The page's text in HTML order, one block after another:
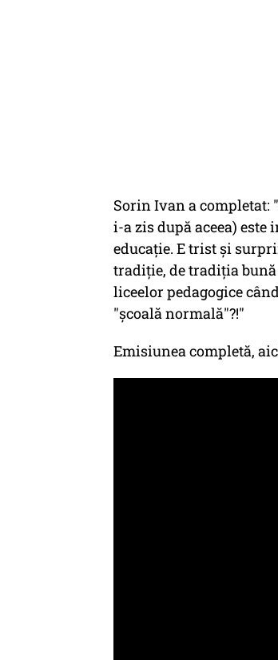
Sorin Ivan a completat:
i-a zis după aceea)
educație. E trist și
tradiție, de tradiția
liceelor pedagogice
"școală normală"?!"
Emisiunea completă,